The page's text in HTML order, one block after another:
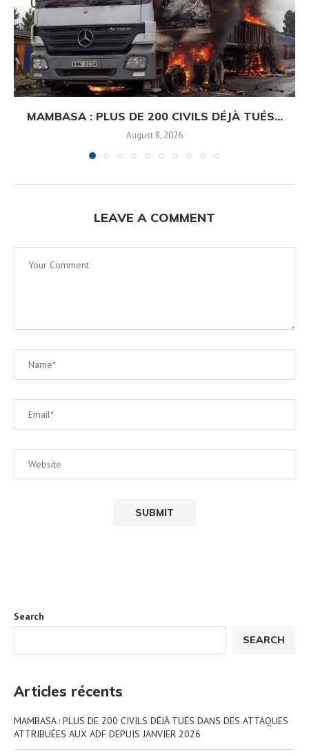
MAMBASA : PLUS DE 200 CIVILS DÉJÀ TUÉS...
August 8, 2026
LEAVE A COMMENT
Search
SEARCH
Articles récents
MAMBASA : PLUS DE 200 CIVILS DÉJÀ TUÉS DANS DES ATTAQUES
ATTRIBUÉES AUX ADF DEPUIS JANVIER 2026